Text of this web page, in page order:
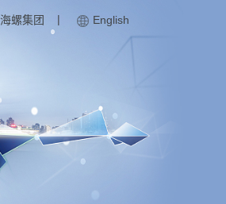
海螺集团 | English